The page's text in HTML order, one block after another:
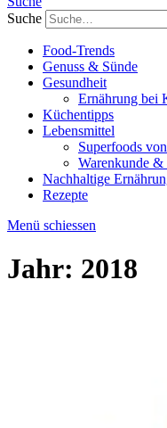
Suche
Food-Trends
Genuss & Sünde
Gesundheit
Ernährung bei
Küchentipps
Lebensmittel
Superfoods
Warenkunde
Nachhaltige
Rezepte
Menü schiessen
Jahr: 2018